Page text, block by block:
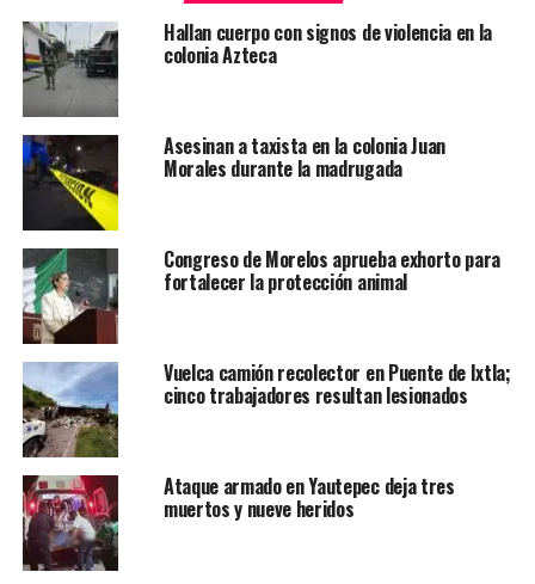
Hallan cuerpo con signos de violencia en la
colonia Azteca
Asesinan a taxista en la colonia Juan
Morales durante la madrugada
Congreso de Morelos aprueba exhorto para
fortalecer la protección animal
Vuelca camión recolector en Puente de Ixtla;
cinco trabajadores resultan lesionados
Ataque armado en Yautepec deja tres
muertos y nueve heridos